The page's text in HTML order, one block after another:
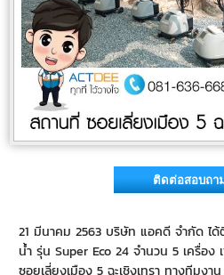
21 มีนาคม 2563 บริษัท แอคดี จำกัด ได้
น้ำ รุ่น Super Eco 24 จำนวน 5 เครื่อง
ซอยเลี่ยงเมือง 5 ฉะเชิงเทรา ทางทีมง